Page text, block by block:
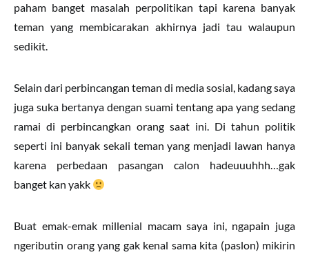
paham banget masalah perpolitikan tapi karena banyak
teman yang membicarakan akhirnya jadi tau walaupun
sedikit.
Selain dari perbincangan teman di media sosial, kadang saya
juga suka bertanya dengan suami tentang apa yang sedang
ramai di perbincangkan orang saat ini. Di tahun politik
seperti ini banyak sekali teman yang menjadi lawan hanya
karena perbedaan pasangan calon hadeuuuhhh…gak
banget kan yakk
Buat emak-emak millenial macam saya ini, ngapain juga
ngeributin orang yang gak kenal sama kita (paslon) mikirin